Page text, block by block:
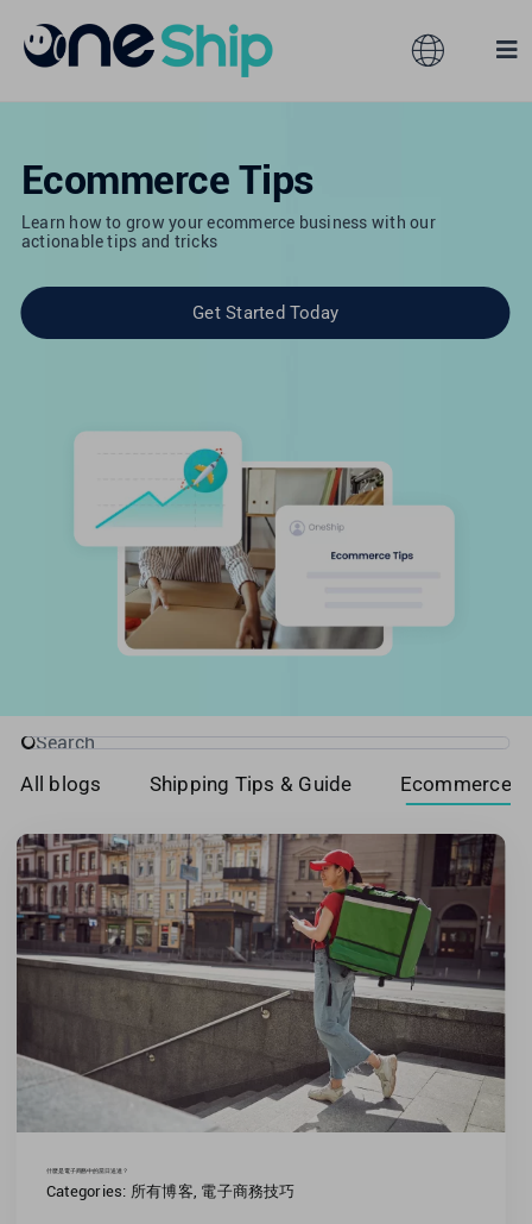
content
Toggle
澳大利亞
新加坡
產品服務
合作夥伴
Ecommerce Tips
Learn how to grow your ecommerce business with our
actionable tips and tricks
Get Started Today
All blogs Shipping Tips & Guide Ecommerce
Search
for:
什麼是電子商務中的當日送達？
Categories: 所有博客 電子商務技巧